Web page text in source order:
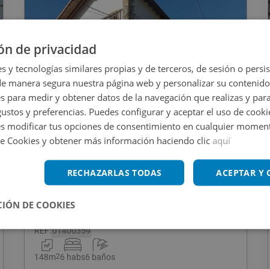
229.000€
Casa En Venta En BO NOCINA, 50,
Guriezo
REF:01400359
148m26 habs6 baños
de privacidad
y tecnologías similares propias y de terceros, de sesión o
manera segura nuestra página web y personalizar su
para medir y obtener datos de la navegación que realizas y
y preferencias. Puedes configurar y aceptar el uso de
modificar tus opciones de consentimiento en cualquier
Cookies y obtener más información haciendo clic aquí
ACEPTAR Y
RECHAZARLAS TODAS
DE COOKIES